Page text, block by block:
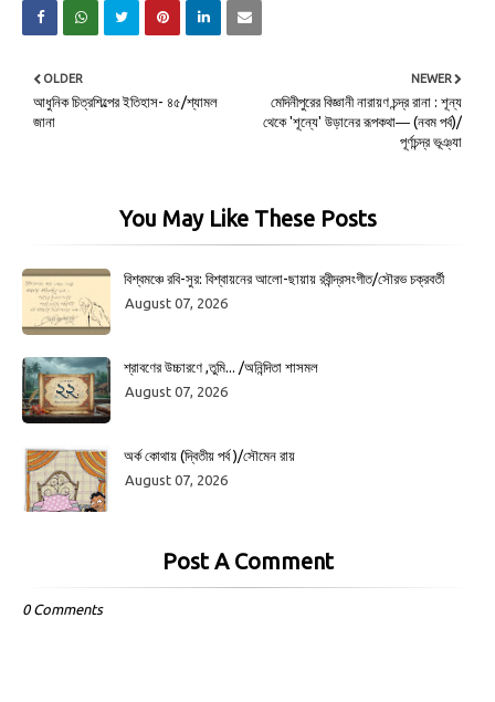
NEWER
মেদিনীপুরের বিজ্ঞানী নারায়ণ চন্দ্র রানা : শূন্য
থেকে 'শূন্যে' উড়ানের রূপকথা― (নবম পর্ব)/
পূর্ণচন্দ্র ভূঞ্যা
OLDER
আধুনিক চিত্রশিল্পের ইতিহাস- ৪৫/শ্যামল
জানা
You May Like These Posts
বিশ্বমঞ্চে রবি-সুর: বিশ্বায়নের আলো-ছায়ায় রবীন্দ্রসংগীত/সৌরভ চক্রবর্তী
August 07, 2026
শ্রাবণের উচ্চারণে ,তুমি... /অনিন্দিতা শাসমল
August 07, 2026
অর্ক কোথায় (দ্বিতীয় পর্ব )/সৌমেন রায়
August 07, 2026
Post A Comment
0 Comments